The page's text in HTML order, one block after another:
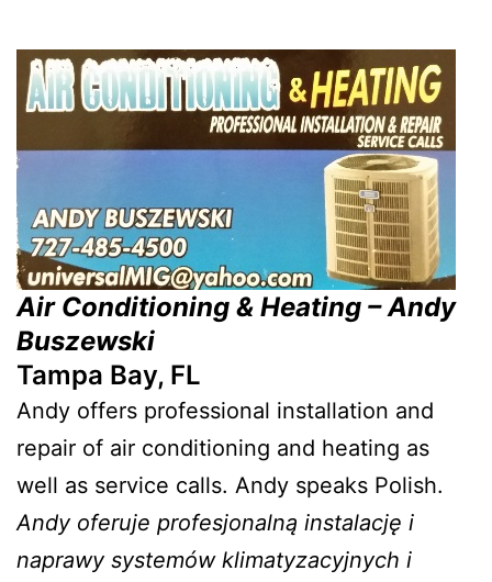
Air Conditioning & Heating – Andy
Buszewski
Tampa Bay, FL
Andy offers professional installation and
repair of air conditioning and heating as
well as service calls. Andy speaks Polish.
Andy oferuje profesjonalną instalację i
naprawy systemów klimatyzacyjnych i